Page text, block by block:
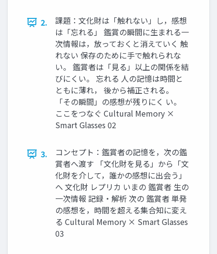
2.
課題：文化財は「触れない」し，感想
は「忘れる」 鑑賞の瞬間に生まれる一
次情報は，放っておくと消えていく 触
れない 保存のために手で触れられな
い。 鑑賞者は「見る」以上の関係を結
びにくい。 忘れる 人の記憶は時間と
ともに薄れ， 後から補正される。
「その瞬間」の感想が残りにく い。
ここをつなぐ Cultural Memory ×
Smart Glasses 02
3.
コンセプト：鑑賞者の記憶を，次の鑑
賞者へ渡す 「文化財を見る」から「文
化財を介して，誰かの感想に出会う」
へ 文化財 レプリカ いまの 鑑賞者 生の
一次情報 記録・解析 次の 鑑賞者 単発
の感想を，時間を超える集合知に変え
る Cultural Memory × Smart Glasses
03